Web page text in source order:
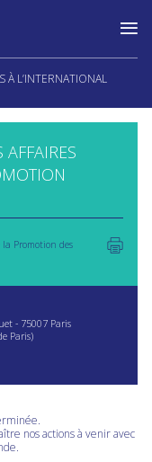
À L’INTERNATIONAL
AFFAIRES
Promotion des
- 75007 Paris
Paris)
nos actions à venir avec